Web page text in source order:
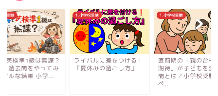
校受験
英検準1級は無謀？
に過去問をやってみ
アルな結果 小学...
1.小学校受験
ライバルに差をつける！
『夏休みの過ごし方』
1.小学校受験
直前期の「親の合格
期待」が子どもを潰
間とは？小学校受験
ぺ...